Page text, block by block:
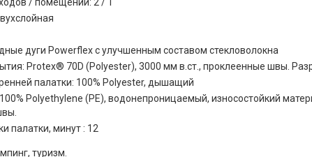
дуги Powerflex с улучшенным составом стекловолокна
Protex® 70D (Polyester), 3000 мм в.ст., проклеенные швы.
палатки: 100% Polyester, дышащий
Polyethylene (PE), водонепроницаемый, износостойкий
палатки, минут : 12
туризм.